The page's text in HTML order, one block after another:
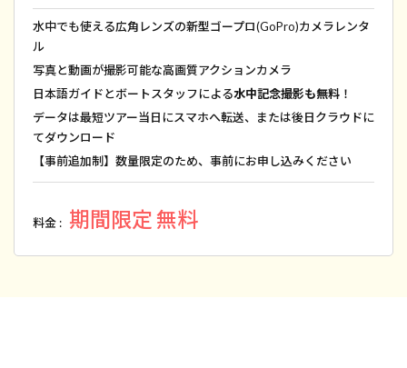
水中でも使える広角レンズの新型ゴープロ(GoPro)カメラレンタ
ル
写真と動画が撮影可能な高画質アクションカメラ
日本語ガイドとボートスタッフによる水中記念撮影も無料 ！
データは最短ツアー当日にスマホへ転送、または後日クラウドに
てダウンロード
【事前追加制】数量限定のため、事前にお申し込みください
料金 : 期間限定 無料